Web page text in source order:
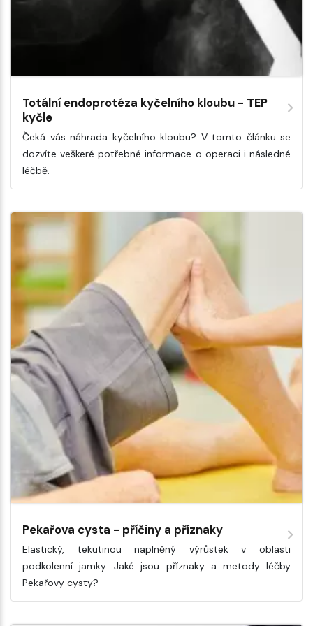
Totální endoprotéza kyčelního kloubu - TEP
kyčle
Čeká vás náhrada kyčelního kloubu? V tomto článku se
dozvíte veškeré potřebné informace o operaci i následné
léčbě.
Pekařova cysta - příčiny a příznaky
Elastický, tekutinou naplněný výrůstek v oblasti
podkolenní jamky. Jaké jsou příznaky a metody léčby
Pekařovy cysty?